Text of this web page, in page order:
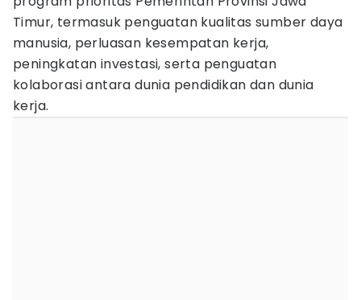
Timur, termasuk penguatan kualitas sumber daya
manusia, perluasan kesempatan kerja,
peningkatan investasi, serta penguatan
kolaborasi antara dunia pendidikan dan dunia
kerja.